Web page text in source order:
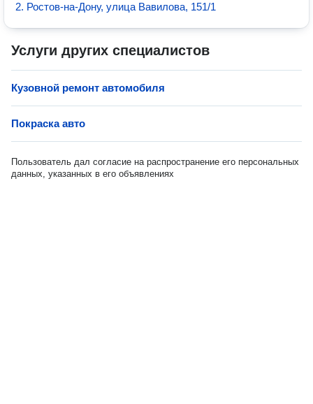
2. Ростов-на-Дону, улица Вавилова, 151/1
Услуги других специалистов
Кузовной ремонт автомобиля
Покраска авто
Пользователь дал согласие на распространение его персональных
данных, указанных в его объявлениях